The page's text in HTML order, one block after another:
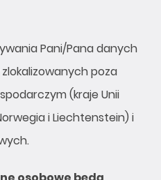
Pani/Pana danych
poza
(kraje Unii
i Liechtenstein) i